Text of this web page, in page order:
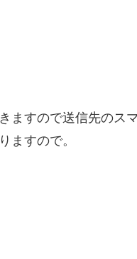
ますので送信先のス
ますので。